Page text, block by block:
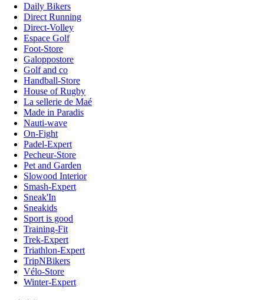
Daily Bikers
Direct Running
Direct-Volley
Espace Golf
Foot-Store
Galoppostore
Golf and co
Handball-Store
House of Rugby
La sellerie de Maé
Made in Paradis
Nauti-wave
On-Fight
Padel-Expert
Pecheur-Store
Pet and Garden
Slowood Interior
Smash-Expert
Sneak'In
Sneakids
Sport is good
Training-Fit
Trek-Expert
Triathlon-Expert
TripNBikers
Vélo-Store
Winter-Expert